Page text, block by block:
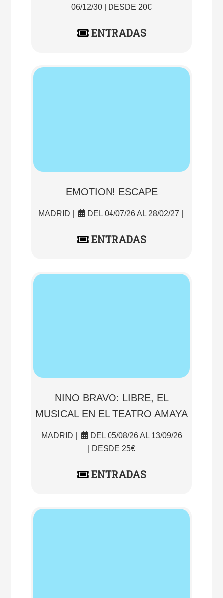
06/12/30 | DESDE 20€
ENTRADAS
EMOTION! ESCAPE
MADRID | DEL 04/07/26 AL 28/02/27 |
ENTRADAS
NINO BRAVO: LIBRE, EL
MUSICAL EN EL TEATRO AMAYA
MADRID |
DEL 05/08/26 AL 13/09/26
| DESDE 25€
ENTRADAS